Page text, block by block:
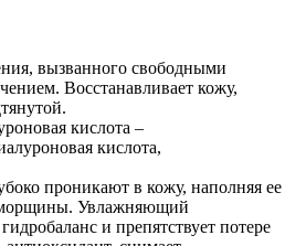
вызванного свободными
Восстанавливает кожу,
кислота –
кислота,
проникают в кожу, наполняя ее
морщины. Увлажняющий
и препятствует потере